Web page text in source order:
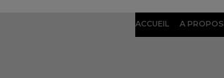
ACCUEIL A PROPOS